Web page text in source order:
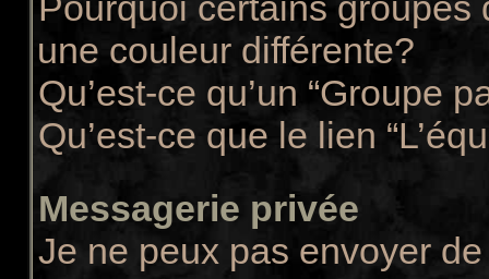
une couleur différente?
Qu’est-ce qu’un “Groupe
Qu’est-ce que le lien
Messagerie privée
Je ne peux pas envoyer